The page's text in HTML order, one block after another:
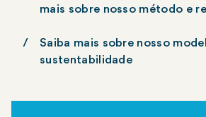
mais sobre nosso método e
Saiba mais sobre nosso
sustentabilidade